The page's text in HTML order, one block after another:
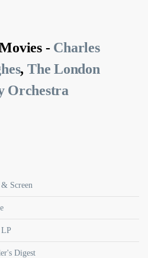
- Charles
, The London
Orchestra
& Screen
Digest